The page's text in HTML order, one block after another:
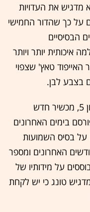
מדגיש את העדויות
על כך שהדור החמישי
הבסיסיים
איכותית יותר ויותר
האייפוד טאץ' שצפוי
בצבע לבן.
טונג מזכיר גם את השמועות על אייפון 5, מכשיר חדש
בימים האחרונים
שייצרה חברת BENM על בסיס השמועות
האחרונים ומספר
על מידותיו של
מדגיש טונג כי יש לקחת